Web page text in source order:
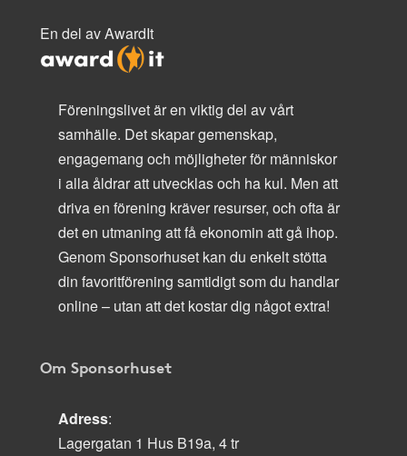
En del av AwardIt
Föreningslivet är en viktig del av vårt
samhälle. Det skapar gemenskap,
engagemang och möjligheter för människor
i alla åldrar att utvecklas och ha kul. Men att
driva en förening kräver resurser, och ofta är
det en utmaning att få ekonomin att gå ihop.
Genom Sponsorhuset kan du enkelt stötta
din favoritförening samtidigt som du handlar
online – utan att det kostar dig något extra!
Om Sponsorhuset
Adress:
Lagergatan 1 Hus B19a, 4 tr